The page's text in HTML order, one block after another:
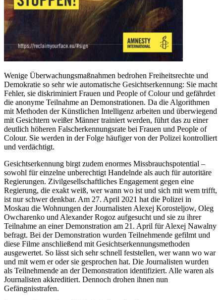
Wenige Überwachungsmaßnahmen bedrohen Freiheitsrechte und
Demokratie so sehr wie automatische Gesichtserkennung: Sie macht
Fehler, sie diskriminiert Frauen und People of Colour und gefährdet
die anonyme Teilnahme an Demonstrationen. Da die ­Algorithmen
mit Methoden der Künstlichen Intelligenz arbeiten und überwiegend
mit Gesichtern weißer Männer trainiert werden, führt das zu einer
deutlich höheren Falsch­erkennungsrate bei Frauen und People of
Colour. Sie werden in der Folge häufiger von der Polizei kontrolliert
und verdächtigt.
Gesichtserkennung birgt zudem enormes Missbrauchspotential –
sowohl für einzelne unberechtigt Handelnde als auch für autoritäre
Regierungen. Zivilgesellschaftliches Engagement gegen eine
Regierung, die exakt weiß, wer wann wo ist und sich mit wem trifft,
ist nur schwer denkbar. Am 27. April 2021 hat die Polizei in
Moskau die Wohnungen der Journalisten ­Alexej Korosteljow, Oleg
Owcharenko und Alexander Rogoz aufgesucht und sie zu ihrer
Teilnahme an einer Demons­tration am 21. April für Alexej Nawalny
befragt. Bei der Demonstration wurden Teilnehmende gefilmt und
diese Filme anschließend mit Gesichtserkennungsmethoden
ausgewertet. So lässt sich sehr schnell feststellen, wer wann wo war
und mit wem er oder sie gesprochen hat. Die Journalisten wurden
als Teilnehmende an der Demonstration identifiziert. Alle waren als
Journalisten akkreditiert. ­Dennoch drohen ihnen nun
Gefängnisstrafen.